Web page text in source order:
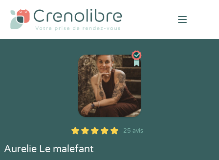
Open
5
1
5
25 25 avis
Aurelie Le malefant